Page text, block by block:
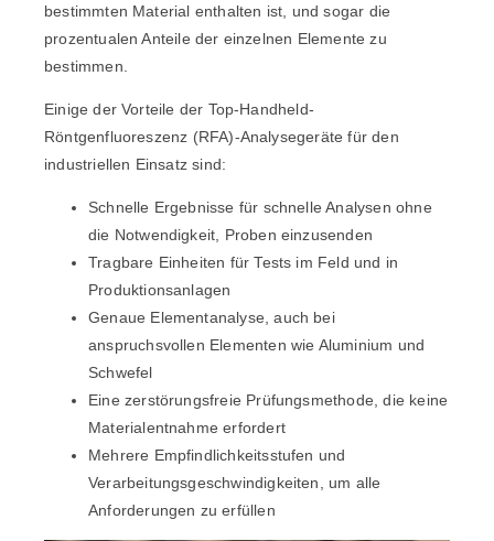
bestimmten Material enthalten ist, und sogar die
prozentualen Anteile der einzelnen Elemente zu
bestimmen.
Einige der Vorteile der Top-Handheld-
Röntgenfluoreszenz (RFA)-Analysegeräte für den
industriellen Einsatz sind:
Schnelle Ergebnisse für schnelle Analysen ohne
die Notwendigkeit, Proben einzusenden
Tragbare Einheiten für Tests im Feld und in
Produktionsanlagen
Genaue Elementanalyse, auch bei
anspruchsvollen Elementen wie Aluminium und
Schwefel
Eine zerstörungsfreie Prüfungsmethode, die keine
Materialentnahme erfordert
Mehrere Empfindlichkeitsstufen und
Verarbeitungsgeschwindigkeiten, um alle
Anforderungen zu erfüllen